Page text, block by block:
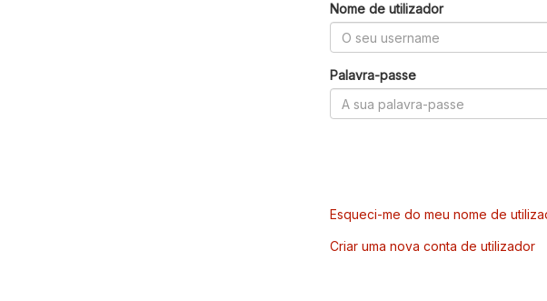
Nome de utilizador
Palavra-passe
Esqueci-me do meu nome de
Criar uma nova conta de utilizador